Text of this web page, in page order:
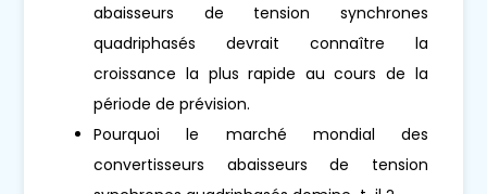
abaisseurs de tension synchrones
quadriphasés devrait connaître la
croissance la plus rapide au cours de la
période de prévision.
Pourquoi le marché mondial des
convertisseurs abaisseurs de tension